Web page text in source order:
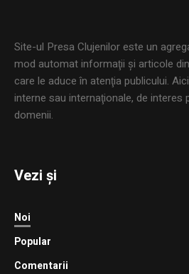
Site-ul Presa Clujenilor este un
mod automat informaţii şi articole
care le aduce în atenţia publicului.
interne sau internaţionale, de interes
domenii.
Vezi și
Noi
Popular
Comentarii